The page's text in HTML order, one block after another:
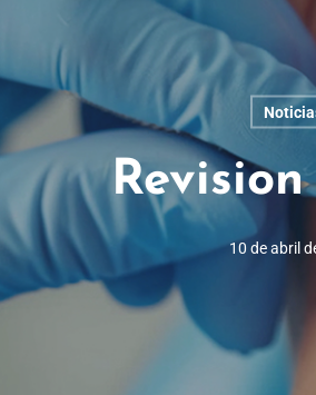
10 de abril